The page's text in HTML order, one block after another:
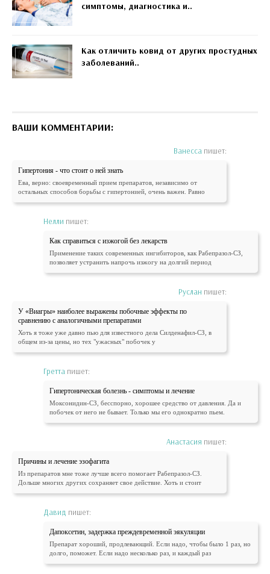
симптомы, диагностика и..
Как отличить ковид от других простудных
заболеваний..
ВАШИ КОММЕНТАРИИ:
Ванесса пишет:
Гипертония - что стоит о ней знать
Ева, верно: своевременный прием препаратов, независимо от
остальных способов борьбы с гипертонией, очень важен. Равно
Нелли пишет:
Как справиться с изжогой без лекарств
Применение таких современных ингибиторов, как Рабепразол-СЗ,
позволяет устранить напрочь изжогу на долгий период
Руслан пишет:
У «Виагры» наиболее выражены побочные эффекты по
сравнению с аналогичными препаратами
Хоть я тоже уже давно пью для известного дела Силденафил-СЗ, в
общем из-за цены, но тех "ужасных" побочек у
Гретта пишет:
Гипертоническая болезнь - симптомы и лечение
Моксонидин-СЗ, бесспорно, хорошее средство от давления. Да и
побочек от него не бывает. Только мы его однократно пьем.
Анастасия пишет:
Причины и лечение эзофагита
Из препаратов мне тоже лучше всего помогает Рабепразол-СЗ.
Дольше многих других сохраняет свое действие. Хоть и стоит
Давид пишет:
Дапоксетин, задержка преждевременной эякуляции
Препарат хороший, продлевающий. Если надо, чтобы было 1 раз, но
долго, поможет. Если надо несколько раз, и каждый раз